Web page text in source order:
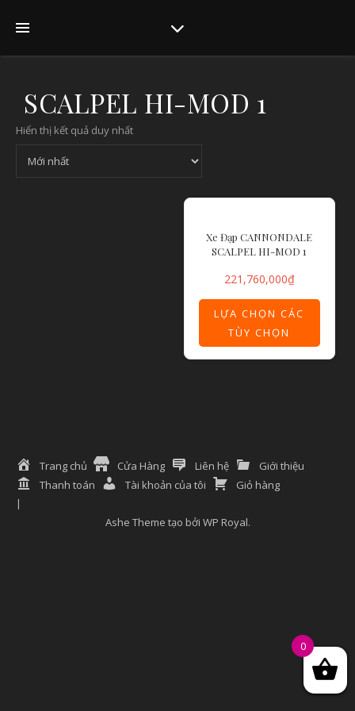
SCALPEL HI-MOD 1
Hiển thị kết quả duy nhất
Xe Đạp CANNONDALE
SCALPEL HI-MOD 1
221,760,000₫
LỰA CHỌN CÁC
TÙY CHỌN
Trang chủ Cửa Hàng Liên hệ
Giới thiệu
Thanh toán
Tài khoản của tôi Giỏ hàng
Ashe Theme tạo bởi WP Royal.
0